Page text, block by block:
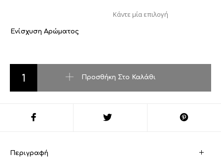
Ενίσχυση Αρώματος
Προσθήκη Στο Καλάθι
Περιγραφή